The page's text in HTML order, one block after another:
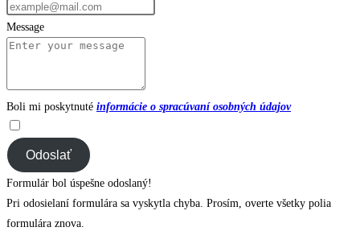
Message
Boli mi poskytnuté informácie o spracúvaní osobných údajov
Odoslať
Formulár bol úspešne odoslaný!
Pri odosielaní formulára sa vyskytla chyba. Prosím, overte všetky polia
formulára znova.